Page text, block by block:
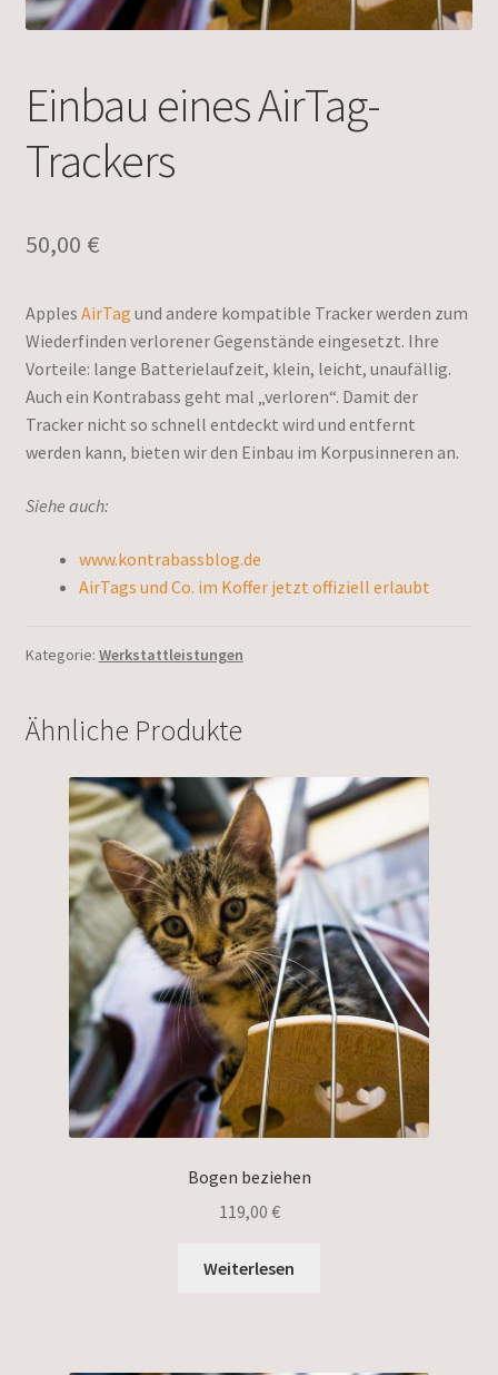
Einbau eines AirTag-
Trackers
50,00 €
Apples AirTag und andere kompatible Tracker werden zum
Wiederfinden verlorener Gegenstände eingesetzt. Ihre
Vorteile: lange Batterielaufzeit, klein, leicht, unaufällig.
Auch ein Kontrabass geht mal „verloren“. Damit der
Tracker nicht so schnell entdeckt wird und entfernt
werden kann, bieten wir den Einbau im Korpusinneren an.
Siehe auch:
www.kontrabassblog.de
AirTags und Co. im Koffer jetzt offiziell erlaubt
Kategorie: Werkstattleistungen
Ähnliche Produkte
Bogen beziehen
119,00 €
Weiterlesen